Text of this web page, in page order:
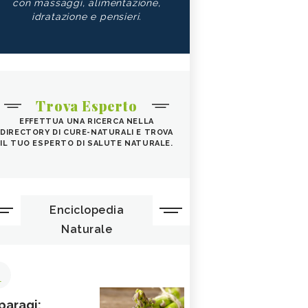
con massaggi, alimentazione,
idratazione e pensieri.
Trova Esperto
EFFETTUA UNA RICERCA NELLA
DIRECTORY DI CURE-NATURALI E TROVA
IL TUO ESPERTO DI SALUTE NATURALE.
Enciclopedia
Naturale